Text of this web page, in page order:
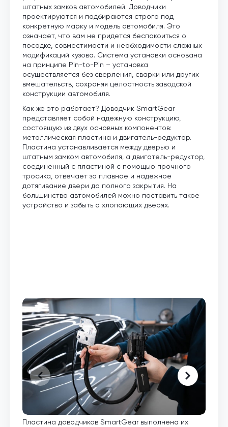
штатных замков автомобилей. Доводчики
проектируются и подбираются строго под
конкретную марку и модель автомобиля. Это
означает, что вам не придется беспокоиться о
посадке, совместимости и необходимости сложных
модификаций кузова. Система установки основана
на принципе Pin-to-Pin – установка
осуществляется без сверления, сварки или других
вмешательств, сохраняя целостность заводской
конструкции автомобиля.
Как же это работает? Доводчик SmartGear
представляет собой надежную конструкцию,
состоящую из двух основных компонентов:
металлическая пластина и двигатель-редуктор.
Пластина устанавливается между дверью и
штатным замком автомобиля, а двигатель-редуктор,
соединенный с пластиной с помощью прочного
тросика, отвечает за плавное и надежное
дотягивание двери до полного закрытия. На
большинство автомобилей можно поставить такое
устройство и забыть о хлопающих дверях.
Пластина доводчиков SmartGear выполнена их